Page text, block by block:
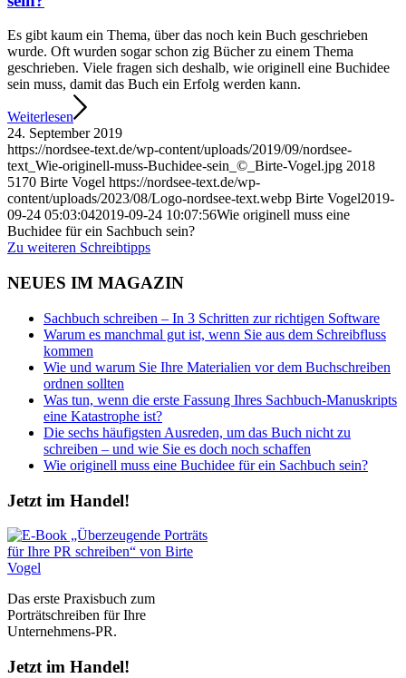
Es gibt kaum ein Thema, über das noch kein Buch geschrieben
wurde. Oft wurden sogar schon zig Bücher zu einem Thema
geschrieben. Viele fragen sich deshalb, wie originell eine Buchidee
sein muss, damit das Buch ein Erfolg werden kann.
Weiterlesen
24. September 2019
https://nordsee-text.de/wp-content/uploads/2019/09/nordsee-
text_Wie-originell-muss-Buchidee-sein_©_Birte-Vogel.jpg 2018
5170 Birte Vogel https://nordsee-text.de/wp-
content/uploads/2023/08/Logo-nordsee-text.webp Birte Vogel2019-
09-24 05:03:042019-09-24 10:07:56Wie originell muss eine
Buchidee für ein Sachbuch sein?
Zu weiteren Schreibtipps
NEUES IM MAGAZIN
Sachbuch schreiben – In 3 Schritten zur richtigen Software
Warum es manchmal gut ist, wenn Sie aus dem Schreibfluss
kommen
Wie und warum Sie Ihre Materialien vor dem Buchschreiben
ordnen sollten
Was tun, wenn die erste Fassung Ihres Sachbuch-Manuskripts
eine Katastrophe ist?
Die sechs häufigsten Ausreden, um das Buch nicht zu
schreiben – und wie Sie es doch noch schaffen
Wie originell muss eine Buchidee für ein Sachbuch sein?
Jetzt im Handel!
Das erste Praxisbuch zum
Porträtschreiben für Ihre
Unternehmens-PR.
Jetzt im Handel!